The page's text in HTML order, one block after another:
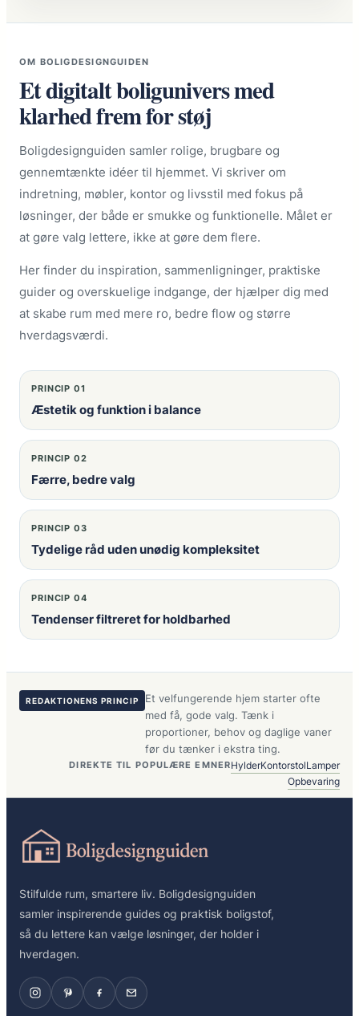
OM BOLIGDESIGNGUIDEN
Et digitalt boligunivers med
klarhed frem for støj
Boligdesignguiden samler rolige, brugbare og
gennemtænkte idéer til hjemmet. Vi skriver om
indretning, møbler, kontor og livsstil med fokus på
løsninger, der både er smukke og funktionelle. Målet er
at gøre valg lettere, ikke at gøre dem flere.
Her finder du inspiration, sammenligninger, praktiske
guider og overskuelige indgange, der hjælper dig med
at skabe rum med mere ro, bedre flow og større
hverdagsværdi.
PRINCIP 01
Æstetik og funktion i balance
PRINCIP 02
Færre, bedre valg
PRINCIP 03
Tydelige råd uden unødig kompleksitet
PRINCIP 04
Tendenser filtreret for holdbarhed
REDAKTIONENS PRINCIP
Et velfungerende hjem starter ofte
med få, gode valg. Tænk i
proportioner, behov og daglige vaner
før du tænker i ekstra ting.
DIREKTE TIL POPULÆRE EMNERHylderKontorstolLamper
Opbevaring
Stilfulde rum, smartere liv. Boligdesignguiden
samler inspirerende guides og praktisk boligstof,
så du lettere kan vælge løsninger, der holder i
hverdagen.